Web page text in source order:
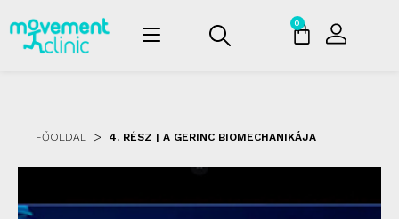
0
FŐOLDAL > 4. RÉSZ | A GERINC BIOMECHANIKÁJA